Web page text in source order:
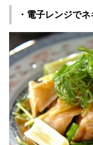
・電子レンジで